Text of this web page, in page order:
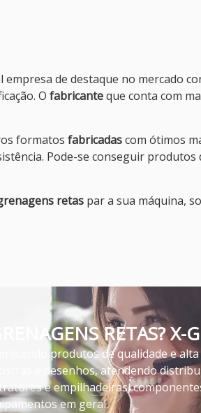
empresa de destaque no mercado
O fabricanteque conta com
formatos fabricadascom ótimos
Pode-se conseguir produtos
retas par a sua máquina,
RETAS? X-
produtos de qualidade e
e desenhos, atendendo
e empilhadeiras,
em geral.